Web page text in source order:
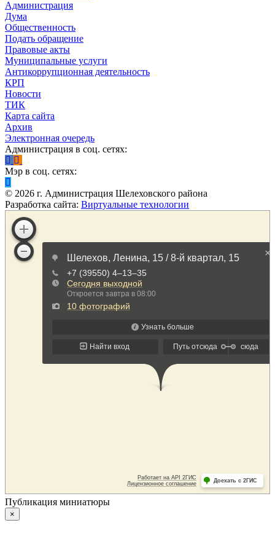
Администрация
Дума
Общественность
Подать обращение
Правовые акты
Муниципальные услуги
Антикоррупционная деятельность
КРП
Новости
ТИК
Карта сайта
Архив
Электронная очередь
Администрация в соц. сетях:
Мэр в соц. сетях:
© 2026 г. Администрация Шелеховского района
Разработка сайта: Виртуальные технологии
Публикация миниатюры
×